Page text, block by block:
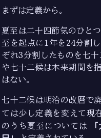
まずは定義から。
夏至は二十四節気のひと
至を起点に1年を24分割
ぞれ3分割したものを七
や七十二候は本来期間を
はない。
七十二候は明治の改暦で
ては少し定義を変えて現
のうち夏至については